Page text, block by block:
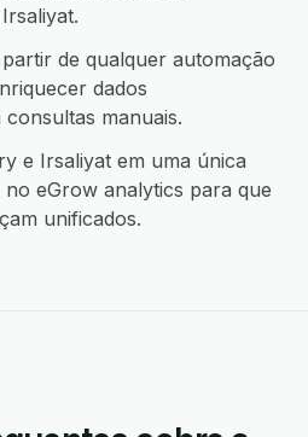
de qualquer automação
dados
manuais.
e Irsaliyat em uma única
eGrow analytics para que
unificados.